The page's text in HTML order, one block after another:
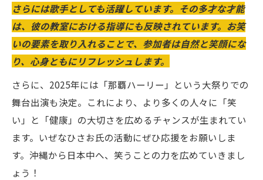
さらには歌手としても活躍しています。その多才な才能
は、彼の教室における指導にも反映されています。お笑
いの要素を取り入れることで、参加者は自然と笑顔にな
り、心身ともにリフレッシュします。
さらに、2025年には「那覇ハーリー」という大祭りでの
舞台出演も決定。これにより、より多くの人々に「笑
い」と「健康」の大切さを広めるチャンスが生まれてい
ます。いぜなひさお氏の活動にぜひ応援をお願いしま
す。沖縄から日本中へ、笑うことの力を広めていきまし
ょう！